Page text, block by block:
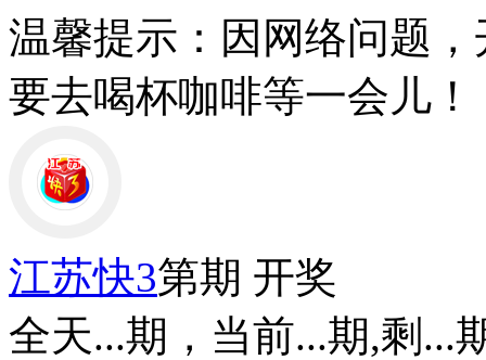
温馨提示：因网络问题
要去喝杯咖啡等一会儿！
江苏快3第期 开奖
全天...期，当前...期,剩 ...